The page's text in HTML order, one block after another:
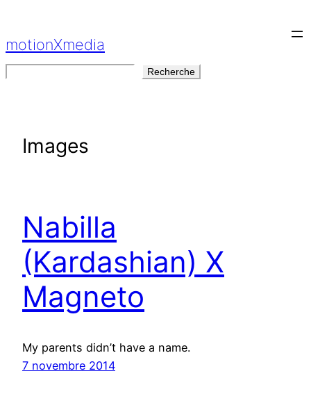
contenu
motionXmedia
Recherche
Images
Nabilla
(Kardashian) X
Magneto
My parents didn’t have a name.
7 novembre 2014